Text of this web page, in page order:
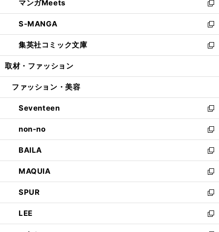
く
で
開
く
ド
ウ
で
開
く
ィ
ン
ド
ウ
で
開
い
ウ
ィ
ン
ド
ウ
開
マンガMeets
新
し
い
ウ
ィ
ン
ウ
開
く
S-MANGA
新
し
い
ウ
ン
ウ
で
開
く
集英社コミック文庫
新
し
ウ
ン
ド
ウ
で
開
く
取材・ファッション
ファッション・美容
Seventeen
新
し
い
ウ
ィ
ン
ド
ウ
で
開
く
non-no
新
し
い
ウ
ィ
ン
ド
ウ
で
開
BAILA
新
し
い
ウ
ィ
ン
ド
ウ
MAQUIA
新
し
い
ウ
ィ
ン
SPUR
新
し
い
ウ
LEE
新
し